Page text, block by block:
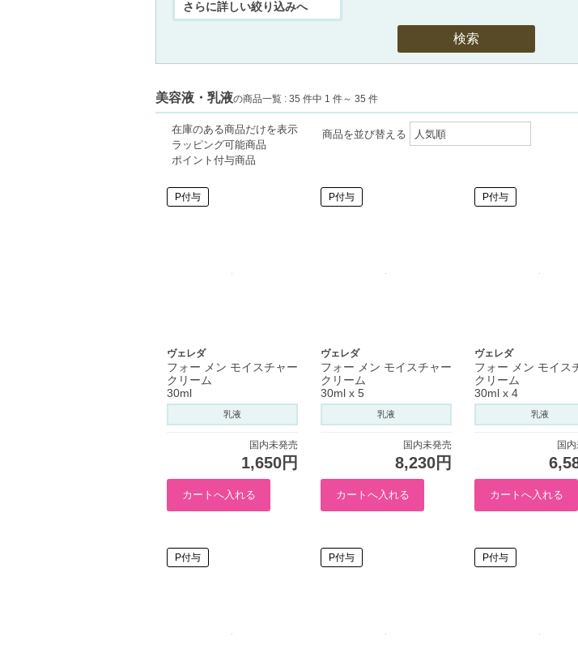
美容液・乳液の商品一覧 : 35 件中 1 件～ 35 件
在庫のある商品だけを表示
ラッピング可能商品
ポイント付与商品
商品を並び替える
P付与
ヴェレダ
フォー メン モイスチャー
クリーム
30ml
乳液
国内未発売
1,650円
P付与
ヴェレダ
フォー メン モイスチャー
クリーム
30ml x 5
乳液
国内未発売
8,230円
P付与
ヴェレダ
フォー メン モイス
クリーム
30ml x 4
乳液
国
P付与 P付与 P付与